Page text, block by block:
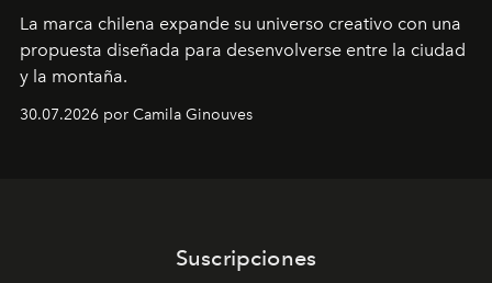
La marca chilena expande su universo creativo con una
propuesta diseñada para desenvolverse entre la ciudad
y la montaña.
30.07.2026 por Camila Ginouves
Suscripciones